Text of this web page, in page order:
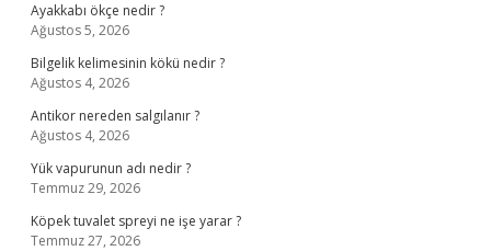
Ayakkabı ökçe nedir ?
Ağustos 5, 2026
Bilgelik kelimesinin kökü nedir ?
Ağustos 4, 2026
Antikor nereden salgılanır ?
Ağustos 4, 2026
Yük vapurunun adı nedir ?
Temmuz 29, 2026
Köpek tuvalet spreyi ne işe yarar ?
Temmuz 27, 2026